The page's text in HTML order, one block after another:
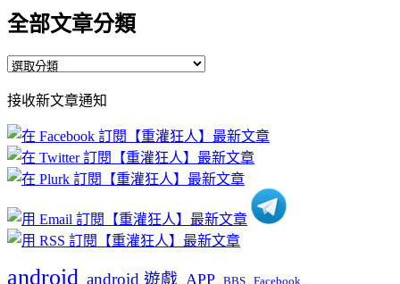
全部文章分類
全
文
章
分
類
接收新文章通知
android android 遊戲 APP BBS Facebook